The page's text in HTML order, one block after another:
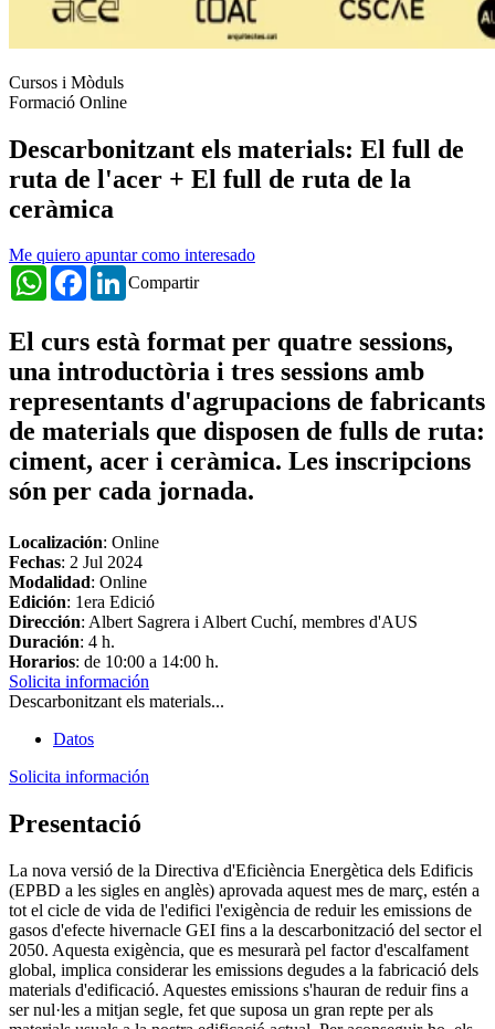
Cursos i Mòduls
Formació Online
Descarbonitzant els materials: El full de
ruta de l'acer + El full de ruta de la
ceràmica
Me quiero apuntar como interesado
Compartir
WhatsAppFacebookLinkedIn
El curs està format per quatre sessions,
una introductòria i tres sessions amb
representants d'agrupacions de fabricants
de materials que disposen de fulls de ruta:
ciment, acer i ceràmica. Les inscripcions
són per cada jornada.
Localización: Online
Fechas: 2 Jul 2024
Modalidad: Online
Edición: 1era Edició
Dirección: Albert Sagrera i Albert Cuchí, membres d'AUS
Duración: 4 h.
Horarios: de 10:00 a 14:00 h.
Solicita información
Descarbonitzant els materials...
Datos
Solicita información
Presentació
La nova versió de la Directiva d'Eficiència Energètica dels Edificis
(EPBD a les sigles en anglès) aprovada aquest mes de març, estén a
tot el cicle de vida de l'edifici l'exigència de reduir les emissions de
gasos d'efecte hivernacle GEI fins a la descarbonització del sector el
2050. Aquesta exigència, que es mesurarà pel factor d'escalfament
global, implica considerar les emissions degudes a la fabricació dels
materials d'edificació. Aquestes emissions s'hauran de reduir fins a
ser nul·les a mitjan segle, fet que suposa un gran repte per als